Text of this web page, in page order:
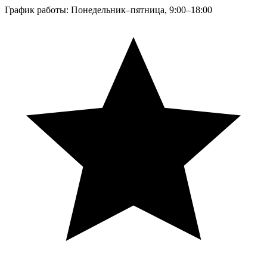
График работы: Понедельник–пятница, 9:00–18:00